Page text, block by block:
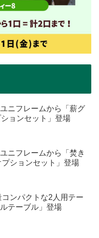
ユニフレームから「薪グ
ョンセット」登場
ユニフレームから「焚き
ションセット」登場
ンパクトな2人用テー
テーブル」登場